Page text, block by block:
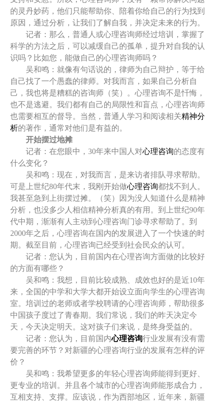
的灵丹妙药，他们只能帮助你、陪着你给自己的行为找到
原因，通过分析，让我们了解自我，并决定未来的行为。
记者：那么，普通人或心理咨询师经过培训，掌握了
科学的方法之后，可以减缓自己的孤单，提升对自我的认
识吗？比如您，能做自己的心理咨询师吗？
吴和鸣：就像有句话说的，律师为自己辩护，等于给
自己找了一个愚蠢的律师。对我而言，如果自己分析自
己，我也将是糟糕的咨询师（笑）。心理咨询不是忏悔，
也不是逃避。我们都有自己的局限性和盲点，心理咨询师
也需要相互的督导。当然，普通人学习和阅读相关精神分
析的著作，通常对他们是有益的。
开始摆过地摊
记者：在您眼中，30年来中国人对心理咨询的态度有
什么变化？
吴和鸣：现在，对我而言，是来访者排队寻求帮助。
可是上世纪80年代末，我刚开始做心理咨询都找不到人。
我甚至急到上街摆过摊。（笑）因为没人知道什么是精神
分析，也没多少人相信精神分析真的有用。到上世纪90年
代中期，渐渐有人主动到心理咨询门诊寻求帮助了。到
2000年之后，心理咨询在国内的发展进入了一个快速的时
期。截至目前，心理咨询已经受到社会民众的认可。
记者：您认为，目前国内在心理咨询方面做的比较好
的方面有哪些？
吴和鸣：我想，目前比较成熟、成效也好的是近10年
来，全国的中学和大学大都开始设立面向学生的心理咨询
室。培训过的老师或者学校聘请的心理咨询师，帮助很多
中国孩子度过了青春期。我们常说，我们的昨天决定今
天，今天决定明天。这对孩子们来说，是终身受益的。
记者：您认为，目前国内心理咨询行业发展有没有需
要完善的环节？对新疆的心理咨询行业的发展有怎样的评
价？
吴和鸣：我希望更多的年轻心理咨询师能得到更好、
更专业的培训。并且各个城市的心理咨询师能形成合力，
互相支持、支撑。应该说，作为西部地区，近年来，新疆